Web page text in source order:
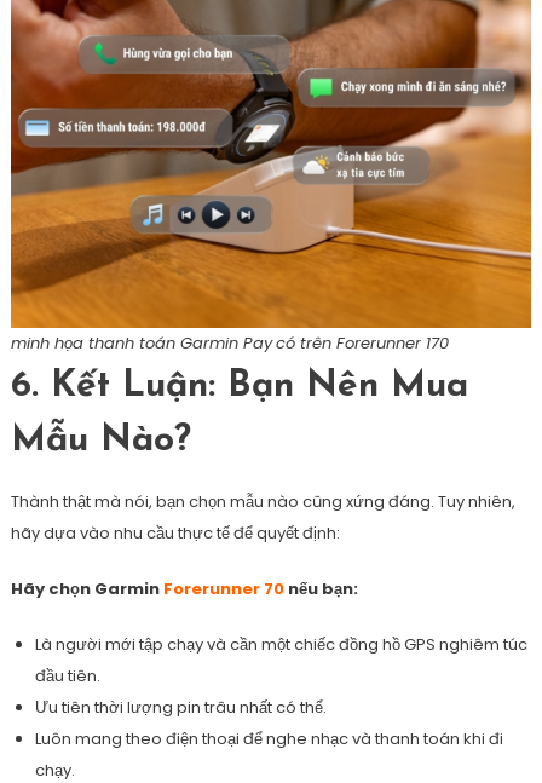
minh họa thanh toán Garmin Paycó trên Forerunner 170
6. Kết Luận: Bạn Nên Mua
Mẫu Nào?
Thành thật mà nói, bạn chọn mẫu nào cũng xứng đáng. Tuy nhiên,
hãy dựa vào nhu cầu thực tế để quyết định:
Hãy chọn Garmin Forerunner 70nếu bạn:
Là người mới tập chạy và cần một chiếc đồng hồ GPS nghiêm túc
đầu tiên.
Ưu tiên thời lượng pin trâu nhất có thể.
Luôn mang theo điện thoại để nghe nhạc và thanh toán khi đi
chạy.